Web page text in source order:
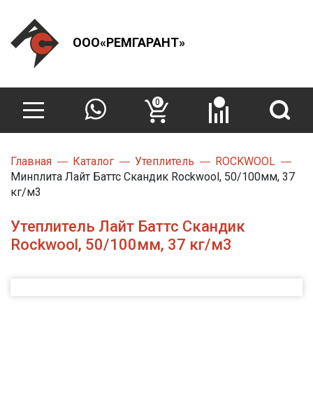
ООО«РЕМГАРАНТ»
0
Главная Каталог Утеплитель
ROCKWOOL
Минплита Лайт Баттс Скандик Rockwool, 50/100мм, 37
кг/м3
Утеплитель Лайт Баттс Скандик
Rockwool, 50/100мм, 37 кг/м3